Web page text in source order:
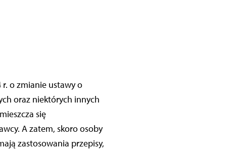
o zmianie ustawy o
oraz niektórych innych
się
A zatem, skoro osoby
zastosowania przepisy,